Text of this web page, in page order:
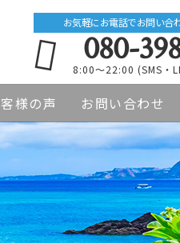
お気軽にお電話でお問い合
080-
8:00～22:00 (SMS・
様の声 お問い合わせ